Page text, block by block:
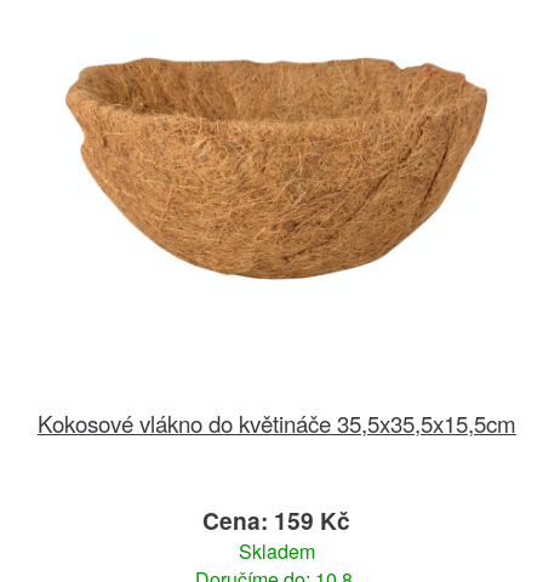
Kokosové vlákno do květináče 35,5x35,5x15,5cm
Cena: 159 Kč
Skladem